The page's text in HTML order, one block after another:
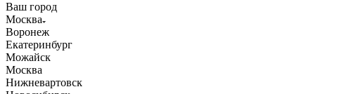
Ваш город
Москва
Воронеж
Екатеринбург
Можайск
Москва
Нижневартовск